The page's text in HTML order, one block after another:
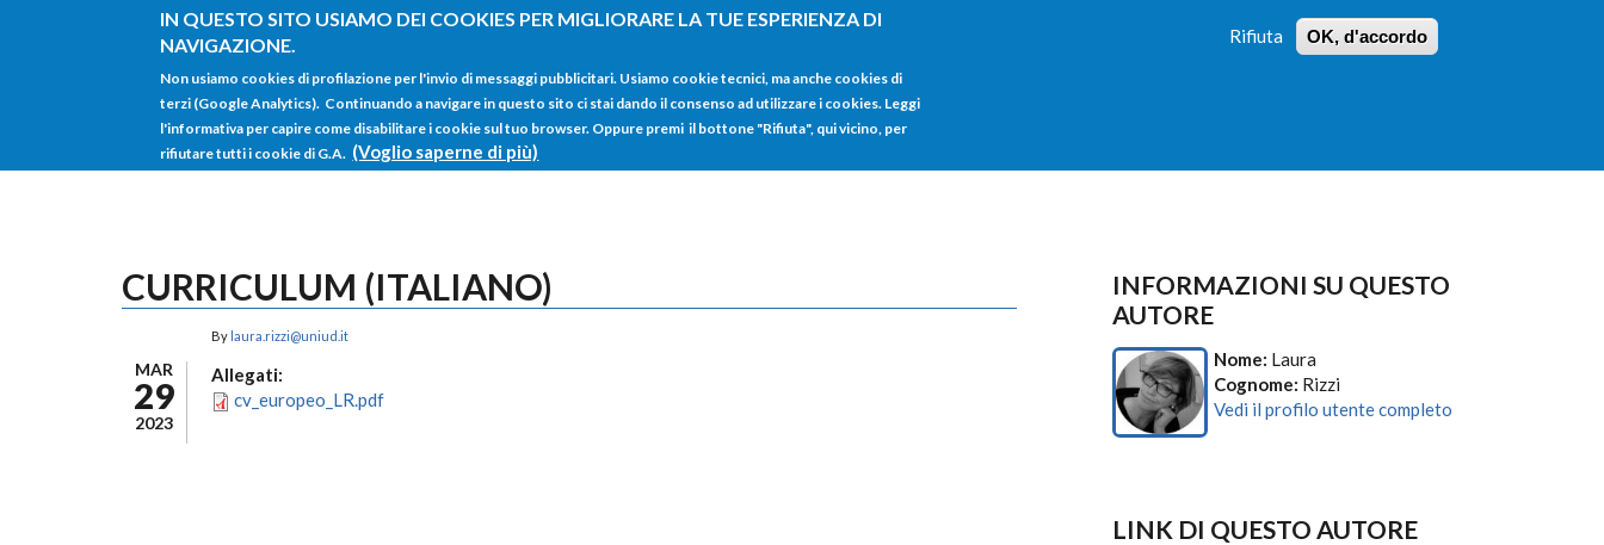
IN QUESTO SITO USIAMO DEI COOKIES PER MIGLIORARE LA TUE ESPERIENZA DI
NAVIGAZIONE.
Non usiamo cookies di profilazione per l'invio di messaggi pubblicitari. Usiamo cookie tecnici, ma anche cookies di
terzi (Google Analytics). Continuando a navigare in questo sito ci stai dando il consenso ad utilizzare i cookies. Leggi
l'informativa per capire come disabilitare i cookie sul tuo browser. Oppure premi il bottone "Rifiuta", qui vicino, per
rifiutare tutti i cookie di G.A. (Voglio saperne di più)
Rifiuta OK, d'accordo
Salta al contenuto principale
RICERCA
HOME
CURRICULUM (ITALIANO)
MAR
29
2023
By laura.rizzi@uniud.it
Allegati:
cv_europeo_LR.pdf
INFORMAZIONI SU QUESTO
AUTORE
Nome: Laura
Cognome: Rizzi
Vedi il profilo utente completo
LINK DI QUESTO AUTORE